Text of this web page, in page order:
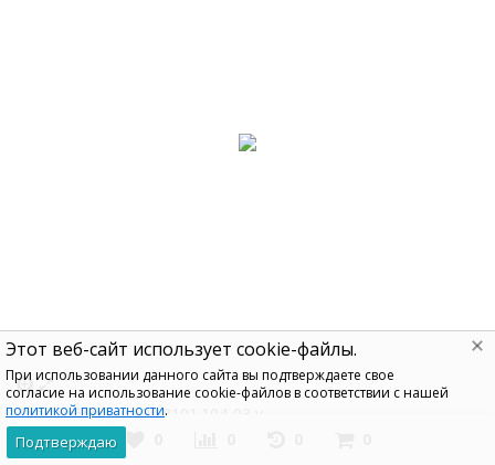
Теплообменник 30.8101.104-03 у
13 451₽
Этот веб-сайт использует cookie-файлы.
При использовании данного сайта вы подтверждаете свое
согласие на использование cookie-файлов в соответствии с нашей
политикой приватности.
Подтверждаю